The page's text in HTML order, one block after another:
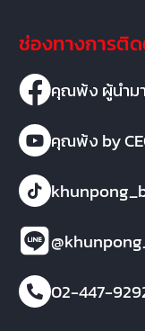
ช่องทางการติ
คุณพ้ง ผู้นำม
คุณพ้ง by
02-447-